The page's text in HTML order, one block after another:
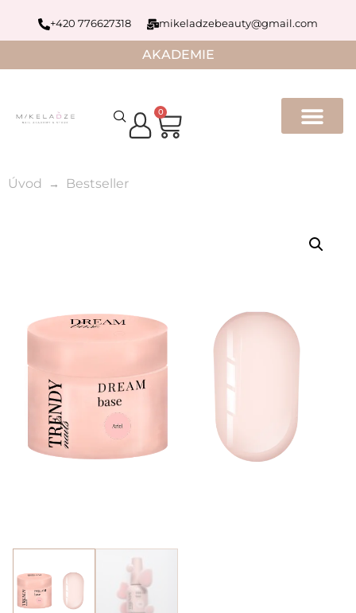
+420 776627318 mikeladzebeauty@gmail.com
AKADEMIE
0
Úvod Bestseller